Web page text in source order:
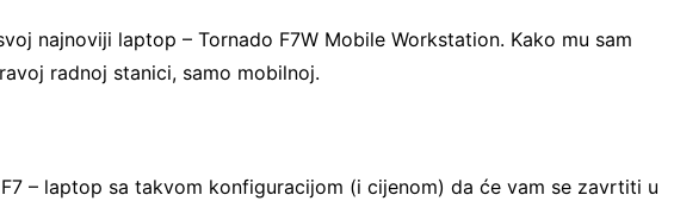
najnoviji laptop – Tornado F7W Mobile Workstation. Kako mu sam
radnoj stanici, samo mobilnoj.